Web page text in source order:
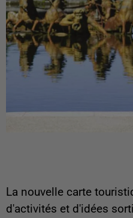
La nouvelle carte
d'activités et d'idées